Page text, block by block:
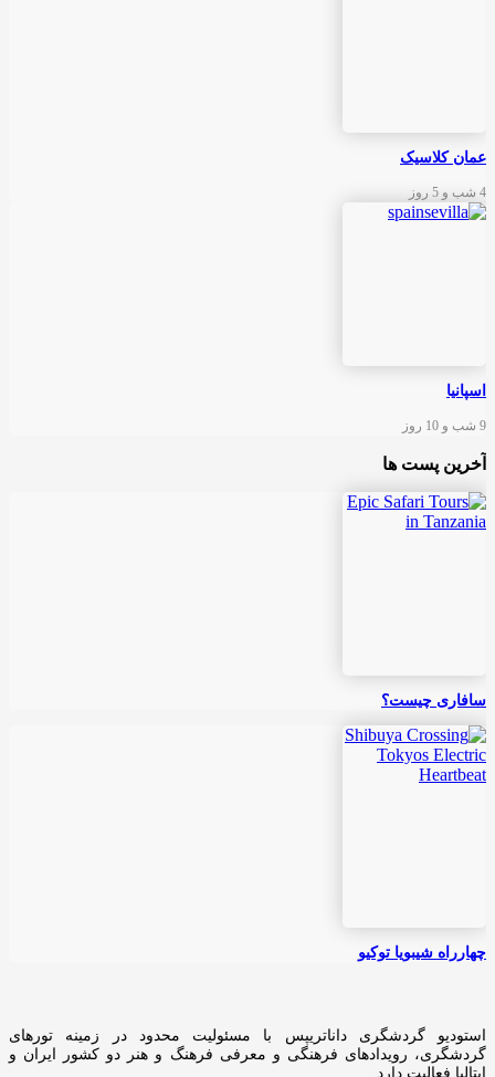
عمان کلاسیک
4 شب و 5 روز
اسپانیا
9 شب و 10 روز
آخرین پست ها
سافاری چیست؟
چهارراه شیبویا توکیو
استودیو گردشگری داناتریپس با مسئولیت محدود در زمینه تورهای
گردشگری، رویدادهای فرهنگی و معرفی فرهنگ و هنر دو کشور ایران و
ایتالیا فعالیت دارد.